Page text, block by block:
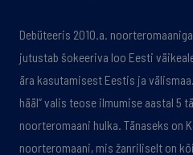
Debüteeris 2010.a.
jutustab šokeeriva loo Eesti
ära kasutamisest Eestis ja
hääl“ valis teose ilmumise aastal 5
noorteromaani hulka. Tänaseks on
noorteromaani, mis žanriliselt on